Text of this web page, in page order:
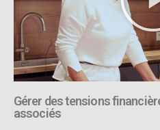
Gérer des tensions
associés